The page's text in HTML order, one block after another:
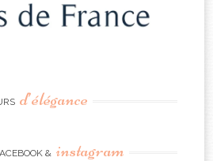
d’élégance
& instagram